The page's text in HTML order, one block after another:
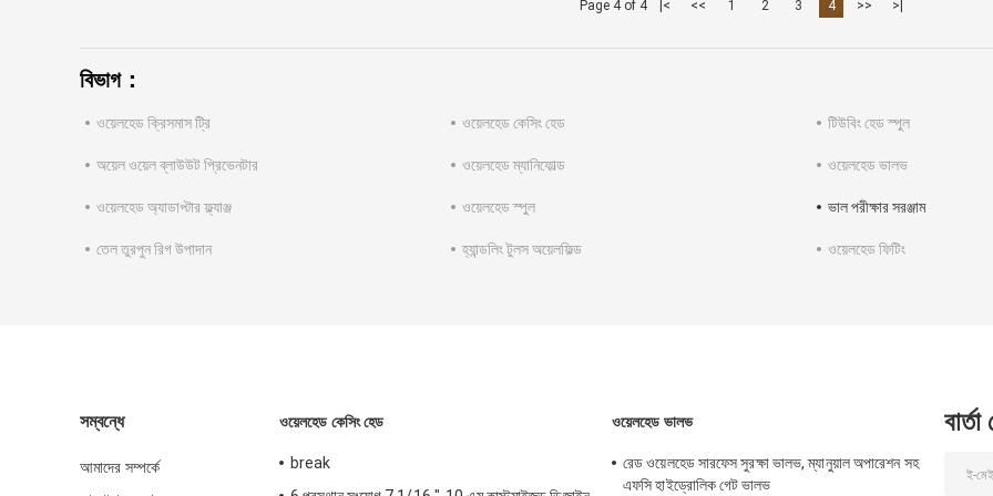
Page 4 of 4 |< << 1 2 3 4 >> >|
বিভাগ：
ওয়েলহেড ক্রিসমাস ট্রি ওয়েলহেড কেসিং হেড টিউবিং হেড স্পুল
অয়েল ওয়েল ব্লাউউট প্রিভেনটার ওয়েলহেড ম্যানিফোল্ড ওয়েলহেড ভালভ
ওয়েলহেড অ্যাডাপ্টার ফ্ল্যাঞ্জ ওয়েলহেড স্পুল ভাল পরীক্ষার সরঞ্জাম
তেল তুরপুন রিগ উপাদান হ্যান্ডলিং টুলস অয়েলফিল্ড ওয়েলহেড ফিটিং
সম্বন্ধে
আমাদের সম্পর্কে
ওয়েলহেড কেসিং হেড
break
ওয়েলহেড ভালভ
রেড ওয়েলহেড সারফেস সুরক্ষা ভালভ, ম্যানুয়াল অপারেশন সহ
এফসি হাইড্রোলিক গেট ভালভ